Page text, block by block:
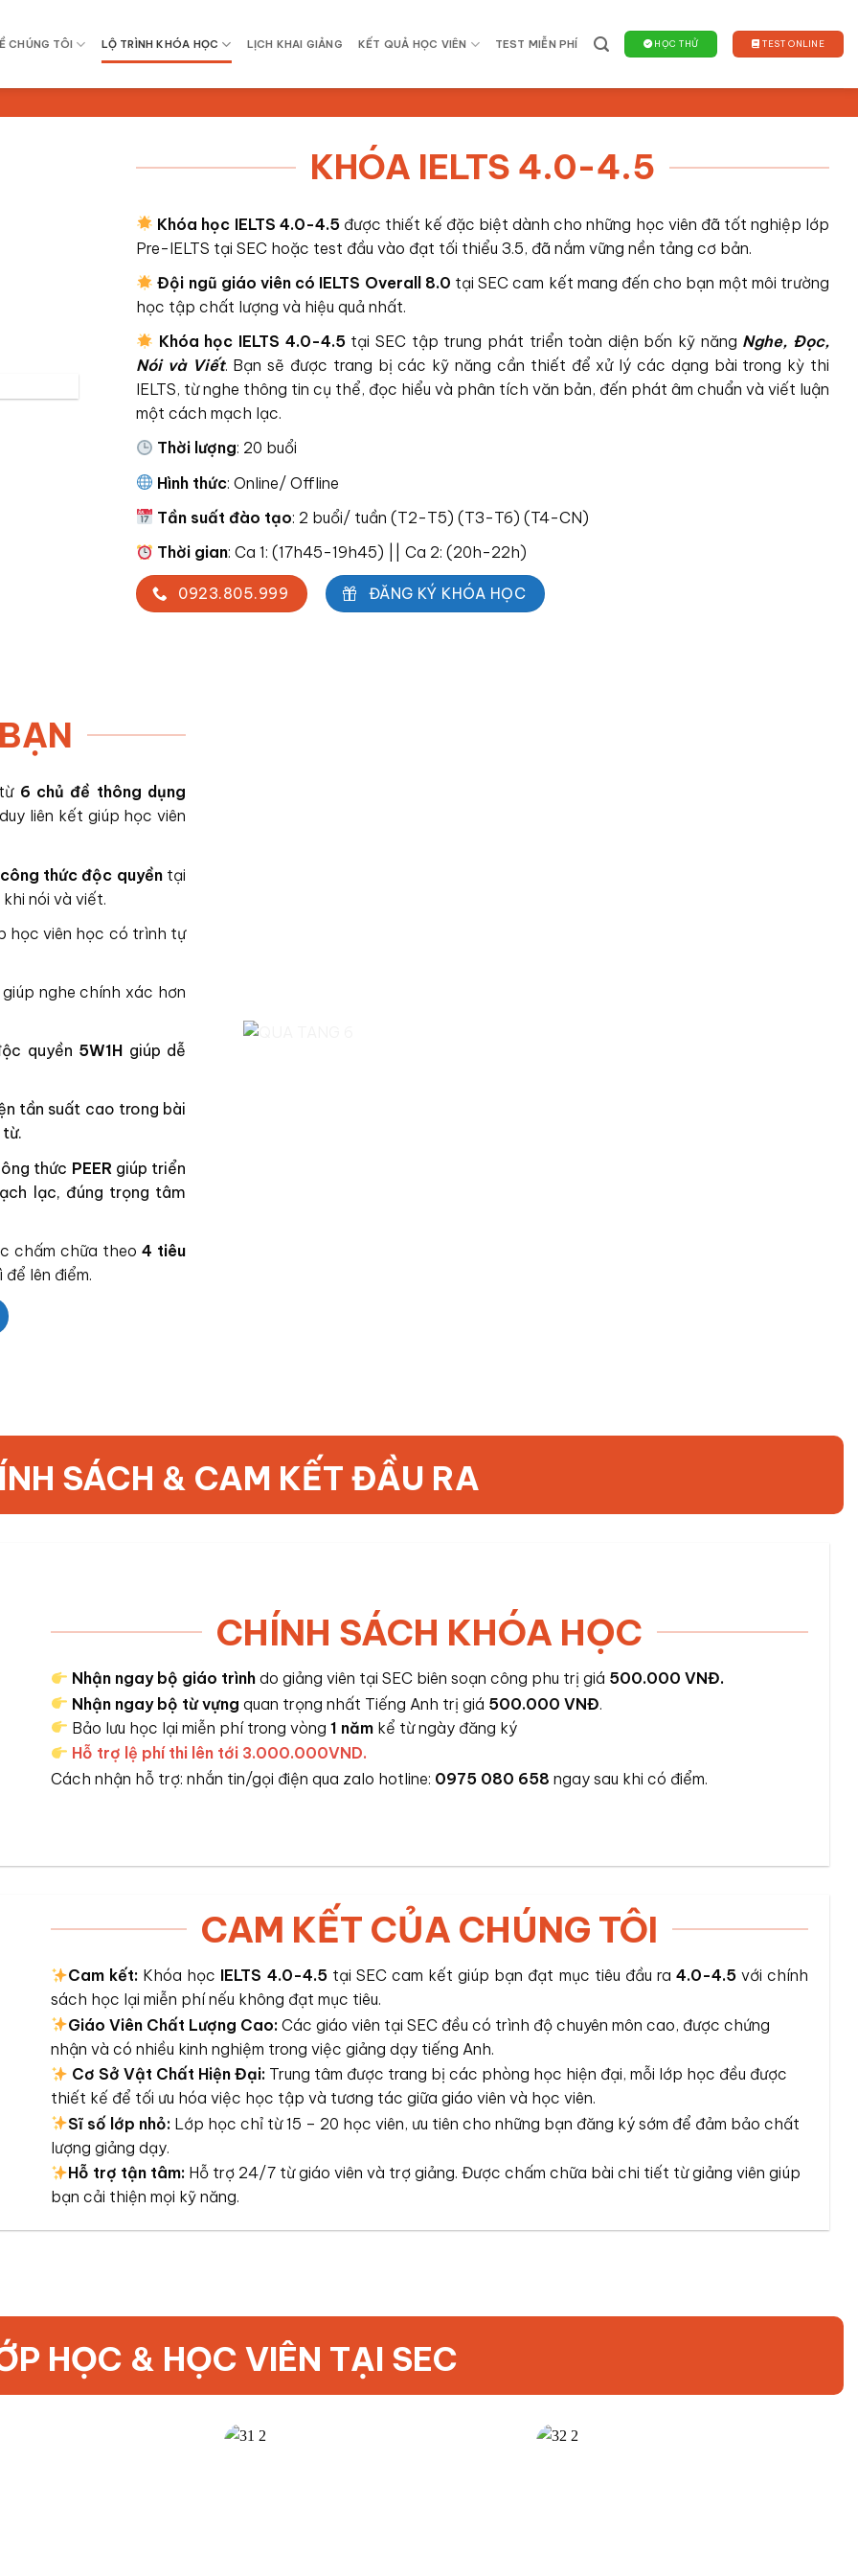
CHÚNG TÔI LỘ TRÌNH KHÓA HỌC LỊCH KHAI GIẢNG KẾT QUẢ HỌC VIÊN TEST MIỄN PHÍ HỌC THỬ TEST ONLINE
KHÓA IELTS 4.0-4.5
Khóa học IELTS 4.0-4.5được thiết kế đặc biệt dành cho những học viên đã tốt nghiệp lớp
Pre-IELTS tại SEC hoặc test đầu vào đạt tối thiểu 3.5, đã nắm vững nền tảng cơ bản.
Đội ngũ giáo viên có IELTS Overall 8.0 tại SEC cam kết mang đến cho bạn một môi trường
học tập chất lượng và hiệu quả nhất.
Khóa học IELTS 4.0-4.5tại SEC tập trung phát triển toàn diện bốn kỹ năng Nghe, Đọc,
Nói và Viết. Bạn sẽ được trang bị các kỹ năng cần thiết để xử lý các dạng bài trong kỳ thi
IELTS, từ nghe thông tin cụ thể, đọc hiểu và phân tích văn bản, đến phát âm chuẩn và viết luận
một cách mạch lạc.
Thời lượng: 20 buổi
Hình thức: Online/ Offline
Tần suất đào tạo: 2 buổi/ tuần (T2-T5) (T3-T6) (T4-CN)
Thời gian: Ca 1: (17h45-19h45) || Ca 2: (20h-22h)
0923.805.999 ĐĂNG KÝ KHÓA HỌC
6 chủ đề thông dụng
liên kết giúp học viên
thức độc quyềntại
nói và viết.
học viên học có trình tự
nghe chính xác hơn
quyền 5W1H giúp dễ
tần suất cao trong bài
thức PEER giúp triển
lạc, đúng trọng tâm
chấm chữa theo 4 tiêu
lên điểm.
SÁCH & CAM KẾT ĐẦU RA
CHÍNH SÁCH KHÓA HỌC
Nhận ngay bộ giáo trìnhdo giảng viên tại SEC biên soạn công phu trị giá 500.000 VNĐ.
Nhận ngay bộ từ vựng quan trọng nhất Tiếng Anh trị giá 500.000 VNĐ.
Bảo lưu học lại miễn phí trong vòng 1 nămkể từ ngày đăng ký
Hỗ trợ lệ phí thi lên tới 3.000.000VND.
Cách nhận hỗ trợ: nhắn tin/gọi điện qua zalo hotline: 0975 080 658 ngay sau khi có điểm.
CAM KẾT CỦA CHÚNG TÔI
Cam kết:Khóa học IELTS 4.0-4.5tại SEC cam kết giúp bạn đạt mục tiêu đầu ra4.0-4.5 với chính
sách học lại miễn phí nếu không đạt mục tiêu.
Giáo Viên Chất Lượng Cao: Các giáo viên tại SEC đều có trình độ chuyên môn cao, được chứng
nhận và có nhiều kinh nghiệm trong việc giảng dạy tiếng Anh.
Cơ Sở Vật Chất Hiện Đại: Trung tâm được trang bị các phòng học hiện đại, mỗi lớp học đều được
thiết kế để tối ưu hóa việc học tập và tương tác giữa giáo viên và học viên.
Sĩ số lớp nhỏ:Lớp học chỉ từ 15 – 20 học viên, ưu tiên cho những bạn đăng ký sớm để đảm bảo chất
lượng giảng dạy.
Hỗ trợ tận tâm:Hỗ trợ 24/7 từ giáo viên và trợ giảng. Được chấm chữa bài chi tiết từ giảng viên giúp
bạn cải thiện mọi kỹ năng.
HỌC & HỌC VIÊN TẠI SEC